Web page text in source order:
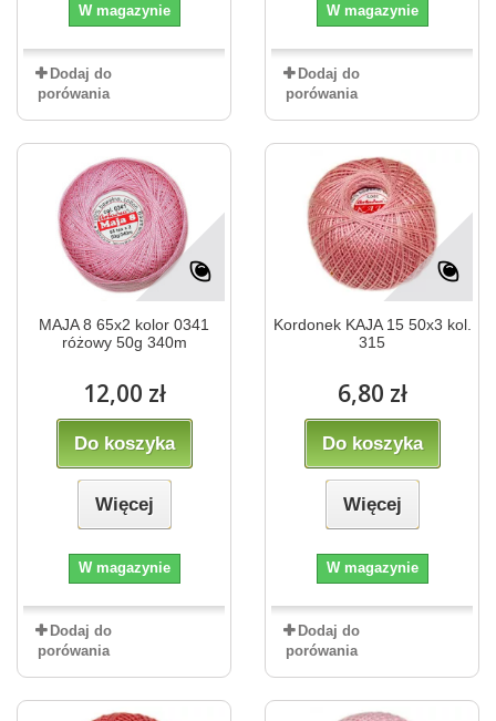
W magazynie
Dodaj do
porówania
W magazynie
Dodaj do
porówania
MAJA 8 65x2 kolor 0341
różowy 50g 340m
12,00 zł
Do koszyka
Więcej
W magazynie
Dodaj do
porówania
Kordonek KAJA 15 50x3 kol.
315
6,80 zł
Do koszyka
Więcej
W magazynie
Dodaj do
porówania